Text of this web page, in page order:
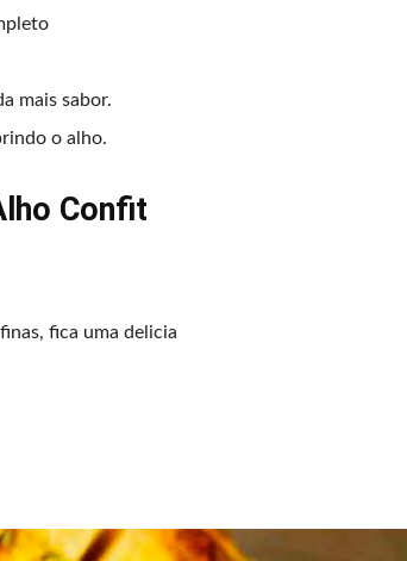
mais sabor.
o alho.
Confit
fica uma delicia